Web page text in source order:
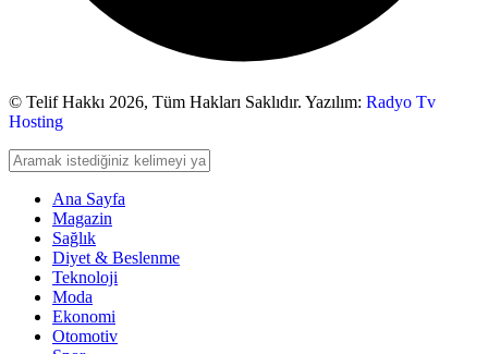
© Telif Hakkı 2026, Tüm Hakları Saklıdır. Yazılım: Radyo Tv
Hosting
Ana Sayfa
Magazin
Sağlık
Diyet & Beslenme
Teknoloji
Moda
Ekonomi
Otomotiv